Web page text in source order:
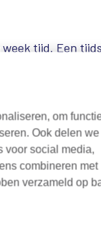
om
Ook delen we
voor social media,
combineren met
verzameld op
tijd. Een
bij de RUD.
een ander
te zijn, die nog
meldingsplichtig
bedrijf is
gelegd.
vindt nog